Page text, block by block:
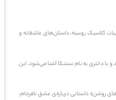
کلاسیک روسیه، داستان‌های عاشقانه و
با دختری به نامنستنکاآشنا می‌شود. این
روشن» داستانی درباره‌یعشق نافرجام،